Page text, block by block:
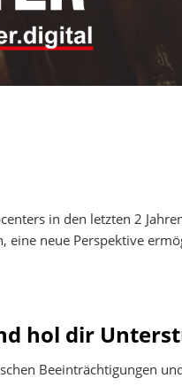
in den letzten 2
eine neue Perspektive
hol dir
Beeinträchtigungen